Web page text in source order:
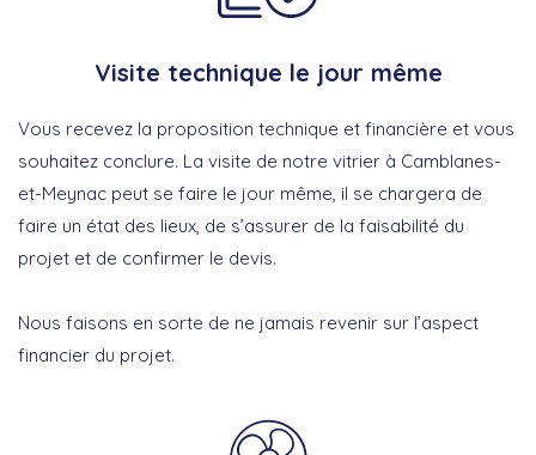
Visite technique le jour même
Vous recevez la proposition technique et financière et vous
souhaitez conclure. La visite de notre vitrier à Camblanes-
et-Meynac peut se faire le jour même, il se chargera de
faire un état des lieux, de s’assurer de la faisabilité du
projet et de confirmer le devis.
Nous faisons en sorte de ne jamais revenir sur l’aspect
financier du projet.